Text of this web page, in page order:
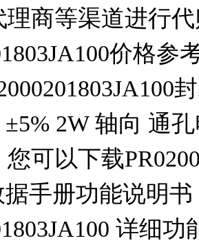
理商等渠道进行
价格参
±5% 2W 轴向 通
可以下载
据手册功能说明
详细